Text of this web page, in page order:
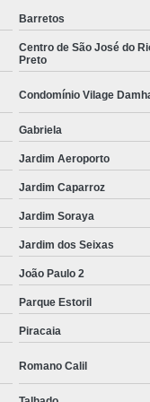
manutenção
valor Jardim Antonieta
preço de
Catanduva
manutenção
Vetoraso
ar condicionado
Verde
preço de
condicionado São
serviços de
preço de
condicionado Solo
Barretos
Centro de São José do
Preto
Condomínio Vilage
Gabriela
Jardim Aeroporto
Jardim Caparroz
Jardim Soraya
Jardim dos Seixas
João Paulo 2
Parque Estoril
Piracaia
Romano Calil